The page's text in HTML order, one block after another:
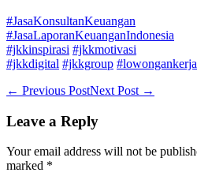
#JasaKonsultanKeuangan
#JasaLaporanKeuanganIndonesia
#jkkinspirasi #jkkmotivasi
#jkkdigital #jkkgroup #lowongankerja
Post
← Previous PostNext Post →
Leave a Reply
Your email address will not be
marked *